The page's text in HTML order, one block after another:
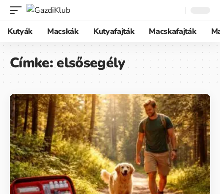
Kutyák Macskák Kutyafajták Macskafajták
Címke:elsősegély